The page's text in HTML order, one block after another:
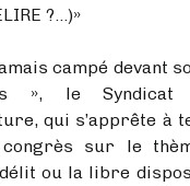
?...)»
campé devant
», le
qui s’apprête à
congrès sur le
ou la libre